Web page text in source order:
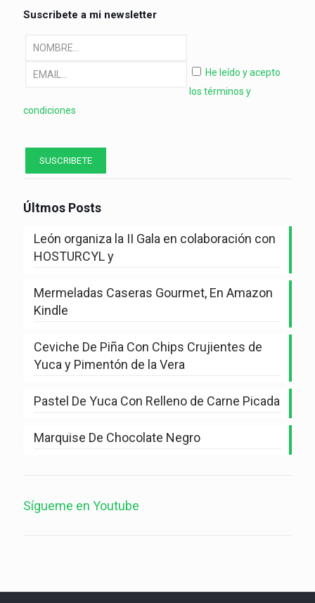
Suscribete a mi newsletter
He leído y acepto
los términos y
condiciones
Últmos Posts
León organiza la II Gala en colaboración con
HOSTURCYL y
Mermeladas Caseras Gourmet, En Amazon
Kindle
Ceviche De Piña Con Chips Crujientes de
Yuca y Pimentón de la Vera
Pastel De Yuca Con Relleno de Carne Picada
Marquise De Chocolate Negro
Sígueme en Youtube